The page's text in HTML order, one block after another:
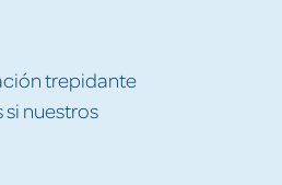
trepidante
nuestros